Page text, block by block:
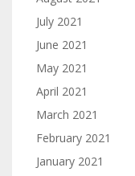
July 2021
June 2021
May 2021
April 2021
March 2021
February 2021
January 2021